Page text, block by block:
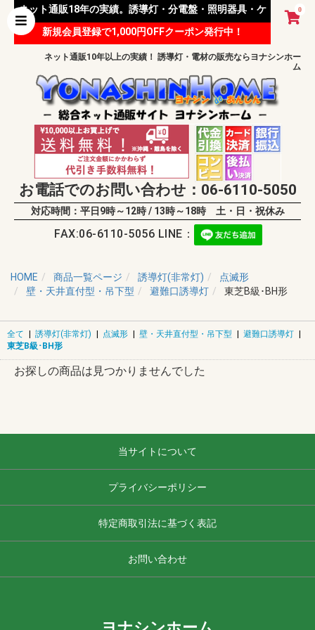
0
ネット通販18年の実績。誘導灯・分電盤・照明器具・ケ
ーブル等 様々な資材を取り扱っています。
新規会員登録で1,000円OFFクーポン発行中！
ネット通販10年以上の実績！ 誘導灯・電材の販売ならヨナシンホー
ム
お電話でのお問い合わせ：06-6110-5050
対応時間：平日9時～12時 / 13時～18時 土・日・祝休み
FAX:06-6110-5056 LINE：
HOME 商品一覧ページ 誘導灯(非常灯)
点滅形
壁・天井直付型・吊下型
避難口誘導灯 東芝B級･BH形
全て | 誘導灯(非常灯) | 点滅形 | 壁・天井直付型・吊下型 | 避難口誘導灯 |
東芝B級･BH形
お探しの商品は見つかりませんでした
当サイトについて
プライバシーポリシー
特定商取引法に基づく表記
お問い合わせ